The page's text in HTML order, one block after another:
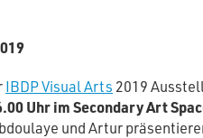
IBDP Visual Arts 2019
Uhr im Secondary Art
und Artur